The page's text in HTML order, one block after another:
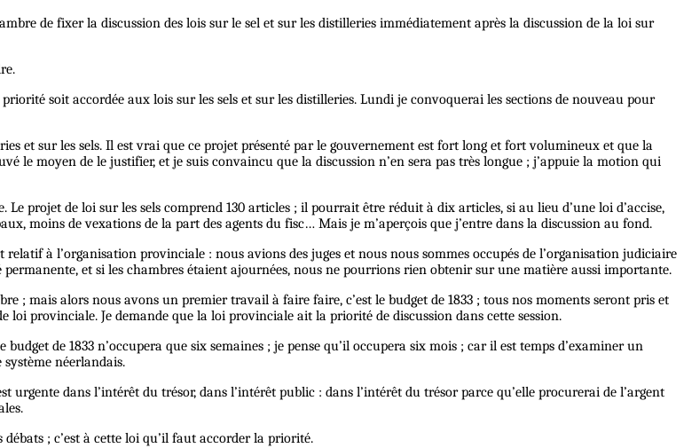
de fixer la discussion des lois sur le sel et sur les distilleries immédiatement après la discussion de la loi sur
soit accordée aux lois sur les sels et sur les distilleries. Lundi je convoquerai les sections de nouveau pour
et sur les sels. Il est vrai que ce projet présenté par le gouvernement est fort long et fort volumineux et que la
le moyen de le justifier, et je suis convaincu que la discussion n’en sera pas très longue ; j’appuie la motion qui
projet de loi sur les sels comprend 130 articles ; il pourrait être réduit à dix articles, si au lieu d’une loi d’accise,
moins de vexations de la part des agents du fisc… Mais je m’aperçois que j’entre dans la discussion au fond.
à l’organisation provinciale : nous avions des juges et nous nous sommes occupés de l’organisation judiciaire
et si les chambres étaient ajournées, nous ne pourrions rien obtenir sur une matière aussi importante.
; mais alors nous avons un premier travail à faire faire, c’est le budget de 1833 ; tous nos moments seront pris et
provinciale. Je demande que la loi provinciale ait la priorité de discussion dans cette session.
de 1833 n’occupera que six semaines ; je pense qu’il occupera six mois ; car il est temps d’examiner un
néerlandais.
urgente dans l’intérêt du trésor, dans l’intérêt public : dans l’intérêt du trésor parce qu’elle procurerai de l’argent
; c’est à cette loi qu’il faut accorder la priorité.